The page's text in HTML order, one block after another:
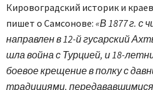
Кировоградский историк и
пишет о Самсонове: «В 1877 г. с
направлен в 12-й гусарский
шла война с Турцией, и 18-
боевое крещение в полку с
традициями,